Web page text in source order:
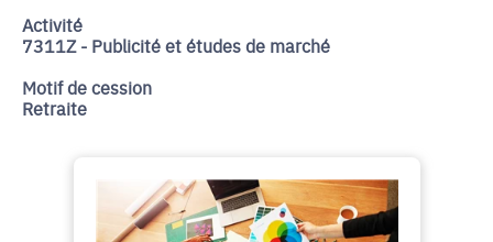
Activité
7311Z - Publicité et études de marché
Motif de cession
Retraite